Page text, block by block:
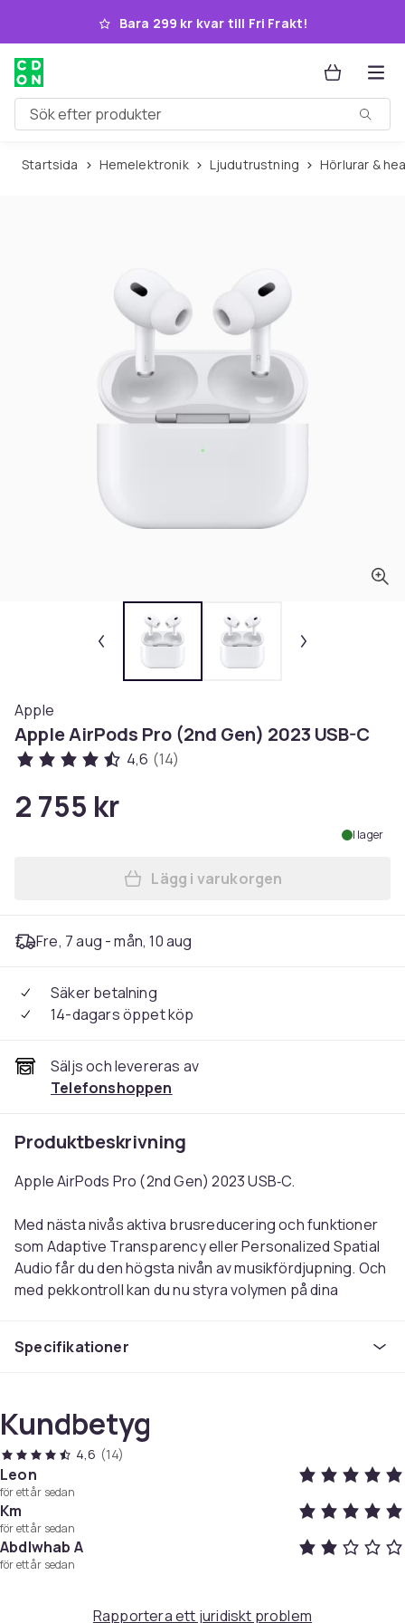
Hoppa till huvudinnehållet
Bara 299 kr kvar till Fri Frakt!
Sök efter produkter
Startsida Hemelektronik Ljudutrustning Hörlurar &
Apple
Apple AirPods Pro (2nd Gen) 2023 USB-C
4,6 (14)
2 755 kr
I lager
Lägg till Apple AirPods Pro
Lägg i varukorgen
Fre, 7 aug - mån, 10 aug
Säker betalning
14-dagars öppet köp
Säljs och levereras av
Telefonshoppen
Produktbeskrivning
Apple AirPods Pro (2nd Gen) 2023 USB‑C.
Med nästa nivås aktiva brusreducering och funktioner
som Adaptive Transparency eller Personalized Spatial
Audio får du den högsta nivån av musikfördjupning. Och
med pekkontroll kan du nu styra volymen på dina
Den andra generationen av AirPods Pro erbjuder
musik. De brusreducerande mikrofonerna och en bakre
ventilen är designade för att upptäcka ljud som kommer
in och tillsammans eliminera bruset innan det når dina
öron. Ingenting kommer att störa dig medan du lyssnar
på dina favoritmusikartister tack vare den nya
drivrutinen och förbättrade akustiska algoritmer som
arbetar obevekligt för att ge dig den mest uppslukande
ljudupplevelsen.
Köp Apple AirPods Pro (2nd Gen) 2023 hos oss idag!
Specifikationer
Kundbetyg
4,6 (14)
Leon
för ett år sedan
Km
för ett år sedan
Abdlwhab A
för ett år sedan
Rapportera ett juridiskt problem